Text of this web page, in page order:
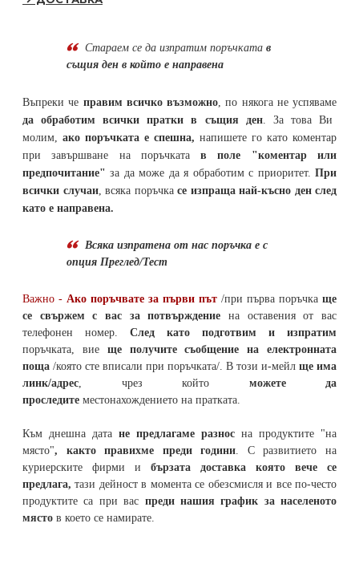
Стараем се да изпратим поръчката в
същия ден в който е направена
Въпреки че правим всичко възможно, по някога не успяваме
да обработим всички пратки в същия ден. За това Ви
молим, ако поръчката е спешна, напишете го като коментар
при завършване на поръчкатав поле "коментар или
предпочитание" за да може да я обработим с приоритет. При
всички случаи, всяка поръчка се изпраща най-късно ден след
като е направена.
Всяка изпратена от нас поръчка е с
опция Преглед/Тест
Важно - Ако поръчвате за първи път /при първа поръчка ще
се свържем с вас за потвърждение на оставения от вас
телефонен номер. След като подготвим и изпратим
поръчката, вие ще получите съобщение на електронната
поща /която сте вписали при поръчката/. В този и-мейл ще има
линк/адрес, чрез който можете да
проследите местонахождението на пратката.
Към днешна дата не предлагаме разнос на продуктите "на
място", както правихме преди години. С развитието на
куриерските фирми и бързата доставка която вече се
предлага, тази дейност в момента се обезсмисля и все по-често
продуктите са при вас преди нашия график за населеното
място в което се намирате.